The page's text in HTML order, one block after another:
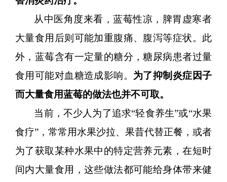
从中医角度来看，蓝莓性凉，脾胃虚寒者
大量食用后则可能加重腹痛、腹泻等症状。此
外，蓝莓含有一定量的糖分，糖尿病患者过量
食用可能对血糖造成影响。 为了抑制炎症因子
而大量食用蓝莓的做法也并不可取。
当前，不少人为了追求“轻食养生”或“水果
食疗”，常常用水果沙拉、果昔代替正餐，或者
为了获取某种水果中的特定营养元素，在短时
间内大量食用，这些做法都可能给身体带来健